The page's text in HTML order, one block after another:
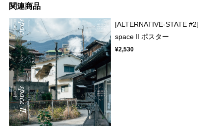
関連商品
[ALTERNATIVE-STATE #2]
space Ⅱ ポスター
¥2,530